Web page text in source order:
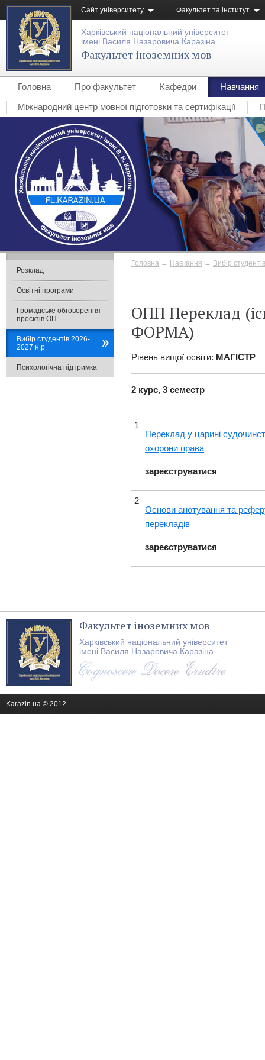
Сайт університету Факультет та інститут
Харківський національний університет
імені Василя Назаровича Каразіна
Факультет іноземних мов
Головна Про факультет Кафедри
Навчання
Міжнародний центр мовної підготовки та сертифікації
Головна → Навчання → Вибір
ОПП Переклад
ФОРМА)
Рівень вищої освіти: МАГІСТР
2 курс, 3 семестр
1
Переклад у царині
охорони права
зареєструватися
2
Основи анотування та
перекладів
зареєструватися
Розклад
Освітні програми
Громадське обговорення
проєктів ОП
Вибір студентів 2026-
2027 н.р.
Психологічна підтримка
Факультет іноземних мов
Харківський національний університет
імені Василя Назаровича Каразіна
Karazin.ua © 2012